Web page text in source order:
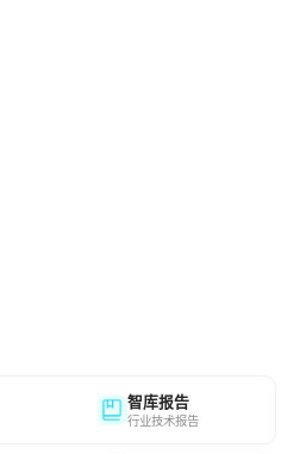
智库报告
行业技术报告